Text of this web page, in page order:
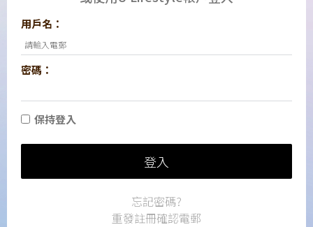
用戶名：
密碼：
保持登入
登入
忘記密碼?
重發註冊確認電郵